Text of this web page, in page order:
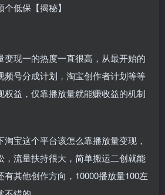
低保【揭秘】
变现一的热度一直很高，从最开始的
频号分成计划，淘宝创作者计划等等
权益，仅靠播放量就能赚收益的机制
宝这个平台该怎么靠播放量变现，
，流量扶持很大，简单搬运二创就能
其他创作方向，10000播放量100左